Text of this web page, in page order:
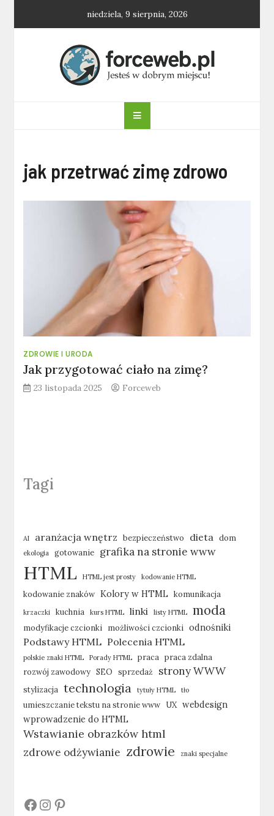
niedziela, 9 sierpnia, 2026
forceweb.pl
jak przetrwać zimę zdrowo
ZDROWIE I URODA
Jak przygotować ciało na zimę?
23 listopada 2025 Forceweb
Tagi
AI aranżacja wnętrz bezpieczeństwo dieta dom
ekologia gotowanie grafika na stronie www
HTML HTML jest prosty kodowanie HTML
kodowanie znaków Kolory w HTML komunikacja
krzaczki kuchnia kurs HTML linki listy HTML moda
modyfikacje czcionki możliwości czcionki odnośniki
Podstawy HTML Polecenia HTML
polskie znaki HTML Porady HTML praca praca zdalna
rozwój zawodowy SEO sprzedaż strony WWW
stylizacja technologia tytuły HTML tło
umieszczanie tekstu na stronie www UX webdesign
wprowadzenie do HTML
Wstawianie obrazków html
zdrowe odżywianie zdrowie znaki specjalne
# # #